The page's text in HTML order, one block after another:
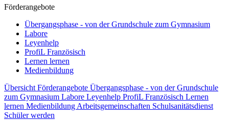
Förderangebote
Übergangsphase - von der Grundschule zum Gymnasium
Labore
Leyenhelp
ProfiL Französisch
Lernen lernen
Medienbildung
Übersicht Förderangebote Übergangsphase - von der Grundschule
zum Gymnasium Labore Leyenhelp ProfiL Französisch Lernen
lernen Medienbildung Arbeitsgemeinschaften Schulsanitätsdienst
Schüler werden